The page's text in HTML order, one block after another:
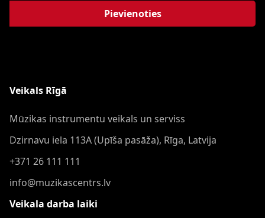
Pievienoties
Veikals Rīgā
Mūzikas instrumentu veikals un serviss
Dzirnavu iela 113A (Upīša pasāža), Rīga, Latvija
+371 26 111 111
info@muzikascentrs.lv
Veikala darba laiki